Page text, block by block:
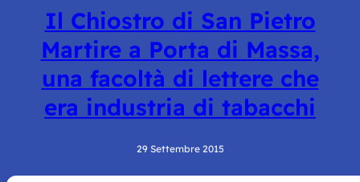
Il Chiostro di San Pietro
Martire a Porta di Massa,
una facoltà di lettere che
era industria di tabacchi
29 Settembre 2015